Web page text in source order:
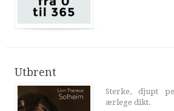
Utbrent
Sterke, djupt
ærlege dikt.